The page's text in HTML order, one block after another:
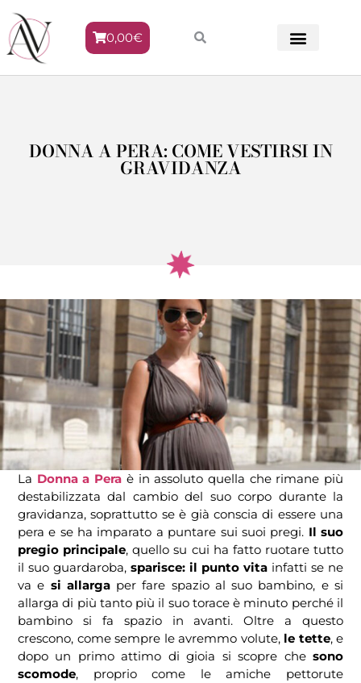
0,00€
DONNA A PERA: COME VESTIRSI IN
GRAVIDANZA
La Donna a Pera è in assoluto quella che rimane più
destabilizzata dal cambio del suo corpo durante la
gravidanza, soprattutto se è già conscia di essere una
pera e se ha imparato a puntare sui suoi pregi. Il suo
pregio principale, quello su cui ha fatto ruotare tutto
il suo guardaroba, sparisce: il punto vita infatti se ne
va e si allargaper fare spazio al suo bambino, e si
allarga di più tanto più il suo torace è minuto perché il
bambino si fa spazio in avanti. Oltre a questo
crescono, come sempre le avremmo volute,le tette, e
dopo un primo attimo di gioia si scopre che sono
scomode, proprio come le amiche pettorute